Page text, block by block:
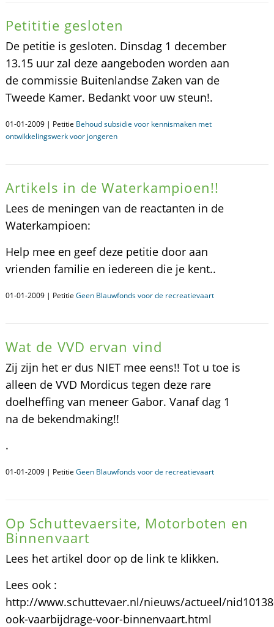
Petititie gesloten
De petitie is gesloten. Dinsdag 1 december
13.15 uur zal deze aangeboden worden aan
de commissie Buitenlandse Zaken van de
Tweede Kamer. Bedankt voor uw steun!.
01-01-2009 | Petitie Behoud subsidie voor kennismaken met
ontwikkelingswerk voor jongeren
Artikels in de Waterkampioen!!
Lees de meningen van de reactanten in de
Waterkampioen:
Help mee en geef deze petitie door aan
vrienden familie en iedereen die je kent..
01-01-2009 | Petitie Geen Blauwfonds voor de recreatievaart
Wat de VVD ervan vind
Zij zijn het er dus NIET mee eens!! Tot u toe is
alleen de VVD Mordicus tegen deze rare
doelheffing van meneer Gabor. Vanaf dag 1
na de bekendmaking!!
.
01-01-2009 | Petitie Geen Blauwfonds voor de recreatievaart
Op Schuttevaersite, Motorboten en
Binnenvaart
Lees het artikel door op de link te klikken.
Lees ook :
http://www.schuttevaer.nl/nieuws/actueel/
ook-vaarbijdrage-voor-binnenvaart.html